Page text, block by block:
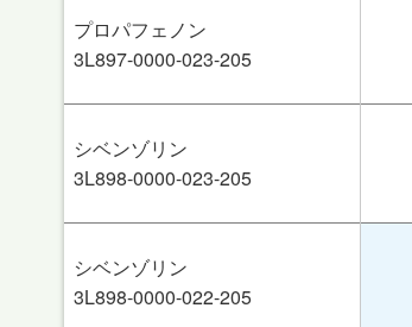
プロパフェノン
3L897-0000-023-205
シベンゾリン
3L898-0000-023-205
シベンゾリン
3L898-0000-022-205